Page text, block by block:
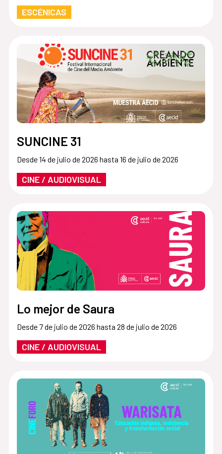
ESCÉNICAS
SUNCINE 31
Desde 14 de julio de 2026 hasta 16 de julio de 2026
CINE / AUDIOVISUAL
Lo mejor de Saura
Desde 7 de julio de 2026 hasta 28 de julio de 2026
CINE / AUDIOVISUAL